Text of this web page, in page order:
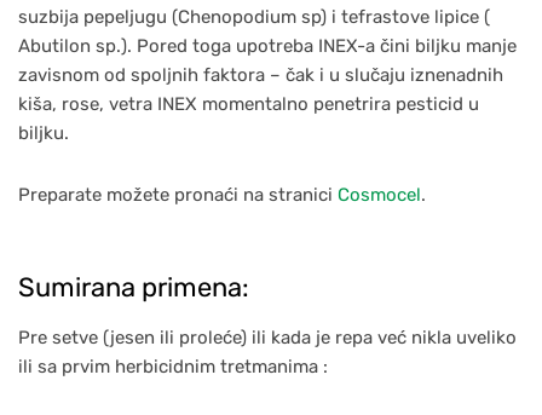
suzbija pepeljugu (Chenopodium sp) i tefrastove lipice (
Abutilon sp.). Pored toga upotreba INEX-a čini biljku manje
zavisnom od spoljnih faktora – čak i u slučaju iznenadnih
kiša, rose, vetra INEX momentalno penetrira pesticid u
biljku.
Preparate možete pronaći na stranici Cosmocel.
Sumirana primena:
Pre setve (jesen ili proleće) ili kada je repa već nikla uveliko
ili sa prvim herbicidnim tretmanima :